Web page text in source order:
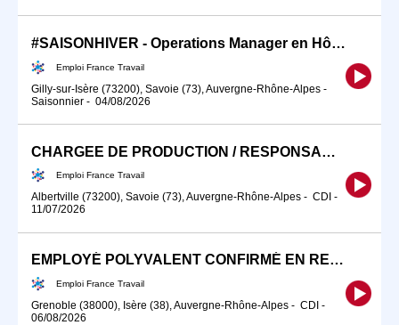
#SAISONHIVER - Operations Manager en Hôtellerie H/F (H/F)
Emploi France Travail
Gilly-sur-Isère (73200), Savoie (73), Auvergne-Rhône-Alpes -
Saisonnier - 04/08/2026
CHARGEE DE PRODUCTION / RESPONSABLE D'AGENCE (H/F)
Emploi France Travail
Albertville (73200), Savoie (73), Auvergne-Rhône-Alpes - CDI -
11/07/2026
EMPLOYÉ POLYVALENT CONFIRMÉ EN RESTAURATION ASIATIQUE GRENOBLE (H/F)
Emploi France Travail
Grenoble (38000), Isère (38), Auvergne-Rhône-Alpes - CDI -
06/08/2026